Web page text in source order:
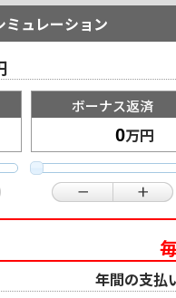
ミュレーション
ボーナス返済
万円
年間の支払